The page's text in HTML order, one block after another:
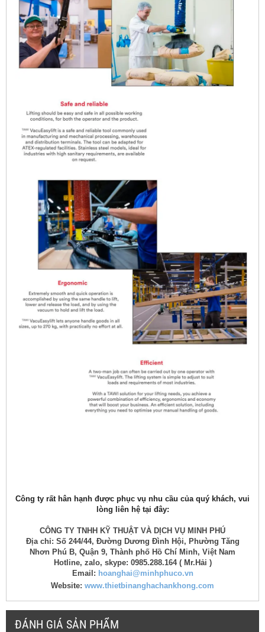
Công ty rất hân hạnh được phục vụ nhu cầu của quý khách, vui
lòng liên hệ tại đây:
CÔNG TY TNHH KỸ THUẬT VÀ DỊCH VỤ MINH PHÚ
Địa chỉ: Số 244/44, Đường Dương Đình Hội, Phường Tăng
Nhơn Phú B, Quận 9, Thành phố Hồ Chí Minh, Việt Nam
Hotline, zalo, skype: 0985.288.164 ( Mr.Hải )
Email: hoanghai@minhphuco.vn
Website: www.thietbinanghachankhong.com
ĐÁNH GIÁ SẢN PHẨM